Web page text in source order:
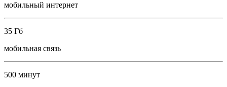
мобильный интернет
35 Гб
мобильная связь
500 минут